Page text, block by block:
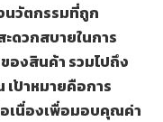
นวัตกรรมที่ถูก
ดวกสบายในการ
องสินค้า รวมไปถึง
ป้าหมายคือการ
เนื่องเพื่อมอบคุณค่า